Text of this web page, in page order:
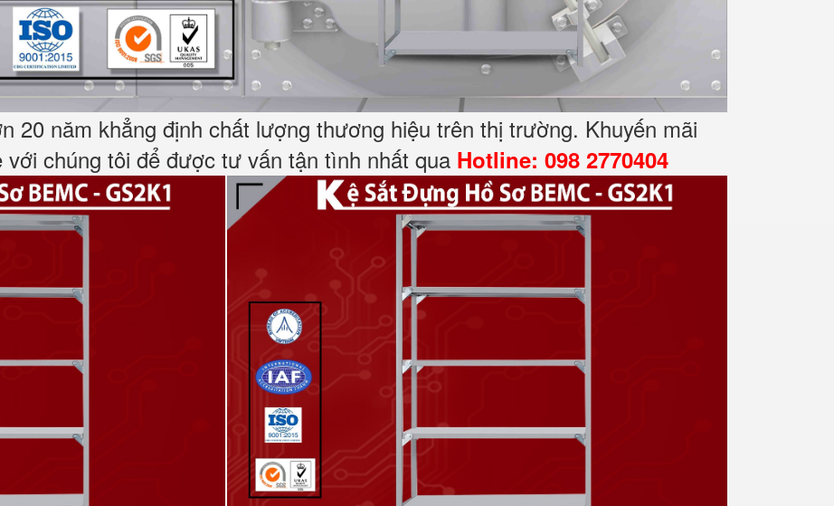
20 năm khẳng định chất lượng thương hiệu trên thị trường. Khuyến mãi
chúng tôi để được tư vấn tận tình nhất qua Hotline: 098 2770404